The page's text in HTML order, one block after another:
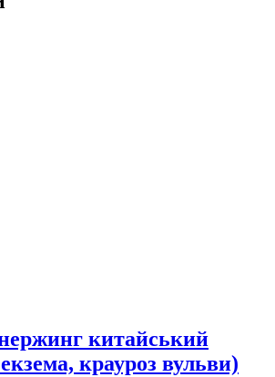
китайський
крауроз вульви)